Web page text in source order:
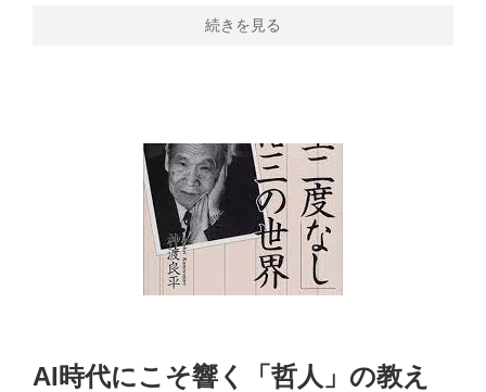
続きを見る
AI時代にこそ響く「哲人」の教え